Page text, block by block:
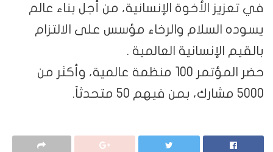
في تعزيز الأخوة الإنسانية، من أجل بناء عالم
يسوده السلام والرخاء مؤسس على الالتزام
بالقيم الإنسانية العالمية .
حضر المؤتمر 100 منظمة عالمية، وأكثر من
5000 مشارك، بمن فيهم 50 متحدثاً.